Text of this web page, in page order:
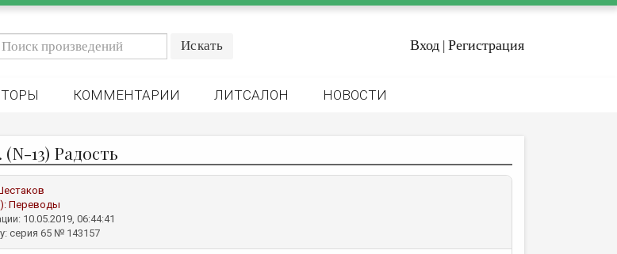
Вход | Регистрация
КОММЕНТАРИИ ЛИТСАЛОН НОВОСТИ
13) Радость
Переводы
10.05.2019, 06:44:41
серия 65 № 143157